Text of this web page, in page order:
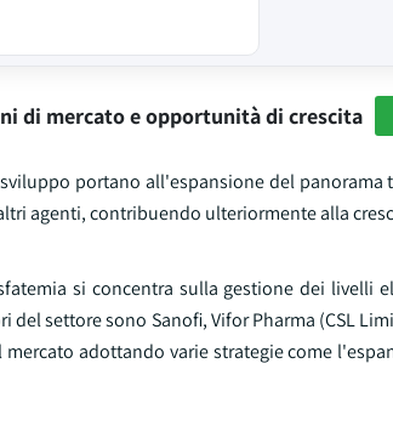
di mercato e opportunità di crescita
portano all'espansione del
agenti, contribuendo ulteriormente alla
si concentra sulla gestione dei livelli
settore sono Sanofi, Vifor Pharma (CSL
adottando varie strategie come